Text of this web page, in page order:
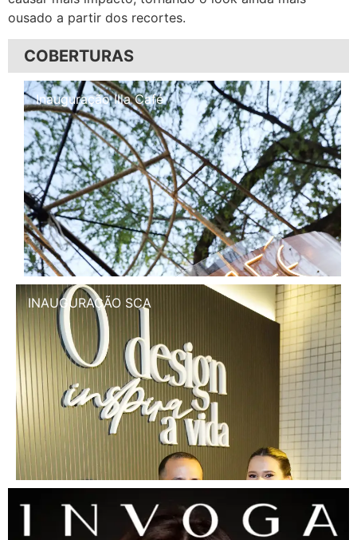
ousado a partir dos recortes.
COBERTURAS
Inauguração Illa Café
INAUGURAÇÃO SCA